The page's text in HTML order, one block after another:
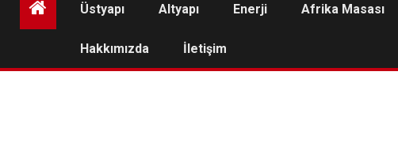
Üstyapı Altyapı Enerji Afrika Masası
Hakkımızda İletişim